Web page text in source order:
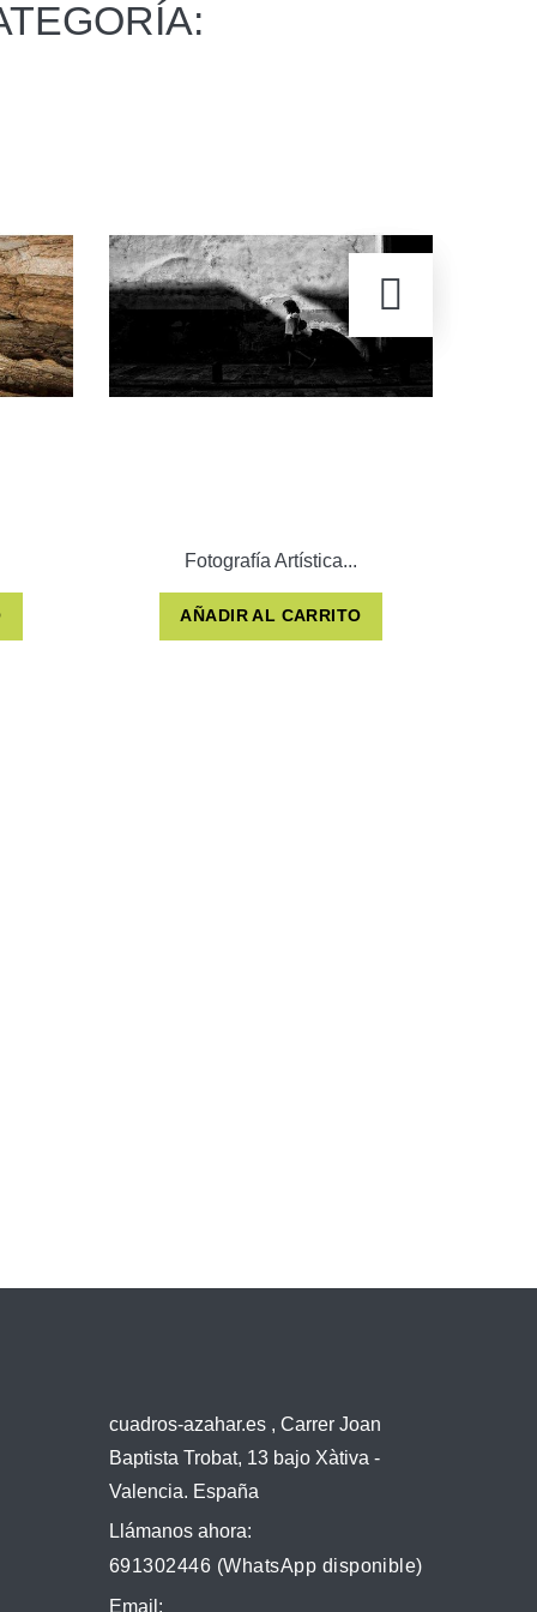
Fotografía Artística...
AÑADIR AL CARRITO
cuadros-azahar.es , Carrer Joan
Baptista Trobat, 13 bajo Xàtiva -
Valencia. España
Llámanos ahora:
691302446 (WhatsApp disponible)
Email: